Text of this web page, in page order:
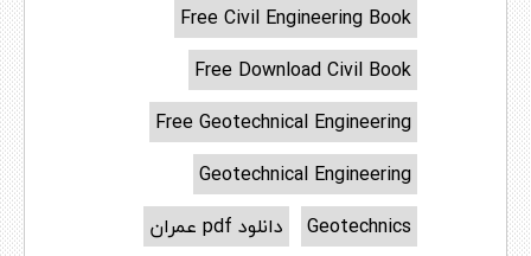
Free Civil Engineering Book
Free Download Civil Book
Free Geotechnical Engineering
Geotechnical Engineering
Geotechnics
دانلود pdf عمران